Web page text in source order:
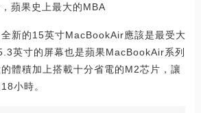
蘋果史上最大的MBA
新的15英寸MacBookAir應該是最受大
英寸的屏幕也是蘋果MacBookAir系列
體積加上搭載十分省電的M2芯片，讓
小時。